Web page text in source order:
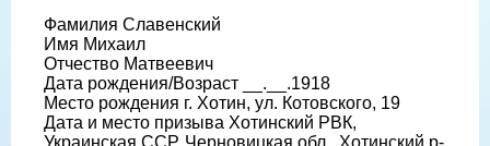
Фамилия Славенский
Имя Михаил
Отчество Матвеевич
Дата рождения/Возраст __.__.1918
Место рождения г. Хотин, ул. Котовского, 19
Дата и место призыва Хотинский РВК,
Украинская ССР, Черновицкая обл., Хотинский р-